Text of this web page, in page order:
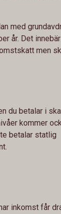
med
år. Det
men
du betalar i
kommer
betalar statlig
inkomst får